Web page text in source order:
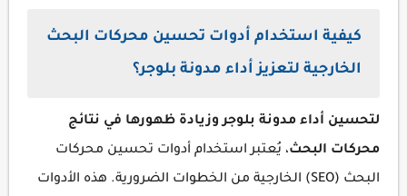
كيفية استخدام أدوات تحسين محركات البحث
الخارجية لتعزيز أداء مدونة بلوجر؟
لتحسين أداء مدونة بلوجر وزيادة ظهورها في نتائج
محركات البحث، يُعتبر استخدام أدوات تحسين محركات
البحث (SEO) الخارجية من الخطوات الضرورية. هذه الأدوات